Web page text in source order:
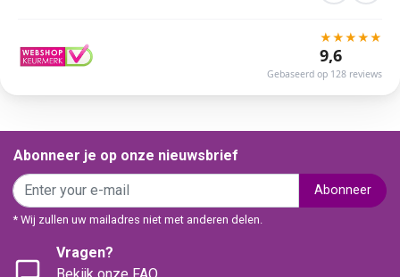
★★★★★
9,6
Gebaseerd op 128 reviews
Abonneer je op onze nieuwsbrief
Abonneer
* Wij zullen uw mailadres niet met anderen delen.
Vragen?
Bekijk onze FAQ